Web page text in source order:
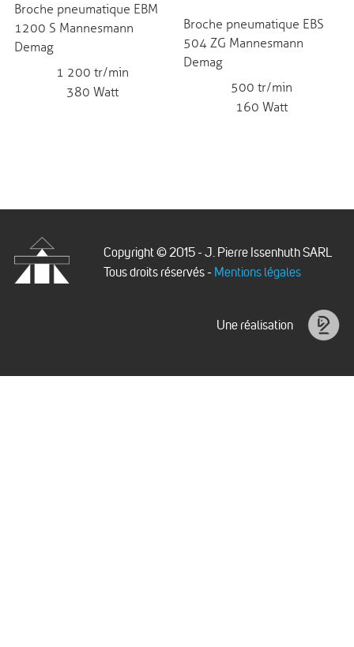
Broche pneumatique EBM
1200 S Mannesmann
Demag
1 200 tr/min
380 Watt
Broche pneumatique EBS
504 ZG Mannesmann
Demag
500 tr/min
160 Watt
Copyright © 2015 - J. Pierre Issenhuth SARL
Tous droits réservés - Mentions légales
Une réalisation